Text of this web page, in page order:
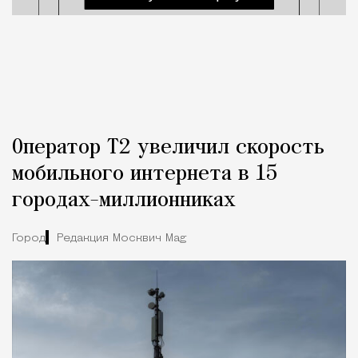
Оператор Т2 увеличил скорость
мобильного интернета в 15
городах-миллионниках
Город Редакция Москвич Mag